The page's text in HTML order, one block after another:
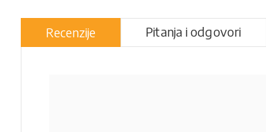
Recenzije Pitanja i odgovori